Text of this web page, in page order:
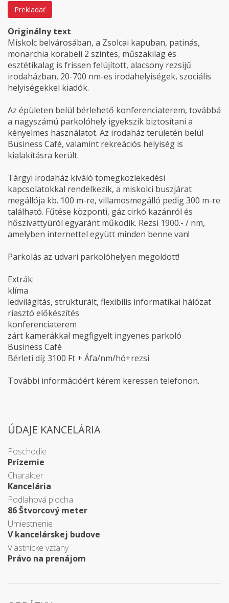
Prekladať
Originálny text
Miskolc belvárosában, a Zsolcai kapuban, patinás,
monarchia korabeli 2 szintes, műszakilag és
esztétikalag is frissen felújított, alacsony rezsijű
irodaházban, 20-700 nm-es irodahelyiségek, szociális
helyiségekkel kiadók.
Az épületen belül bérlehető konferenciaterem, továbbá
a nagyszámú parkolóhely igyekszik biztosítani a
kényelmes használatot. Az irodaház területén belül
Business Café, valamint rekreációs helyiség is
kialakításra került.
Tárgyi irodaház kiváló tömegközlekedési
kapcsolatokkal rendelkezik, a miskolci buszjárat
megállója kb. 100 m-re, villamosmegálló pedig 300 m-re
található. Fűtése központi, gáz cirkó kazánról és
hőszivattyúról egyaránt működik. Rezsi 1900.- / nm,
amelyben internettel együtt minden benne van!
Parkolás az udvari parkolóhelyen megoldott!
Extrák:
klíma
ledvilágítás, strukturált, flexibilis informatikai hálózat
riasztó előkészítés
konferenciaterem
zárt kamerákkal megfigyelt ingyenes parkoló
Business Café
Bérleti díj: 3100 Ft + Áfa/nm/hó+rezsi
További információért kérem keressen telefonon.
ÚDAJE KANCELÁRIA
Poschodie
Prízemie
Charakter
Kancelária
Podlahová plocha
86 Štvorcový meter
Umiestnenie
V kancelárskej budove
Vlastnícke vzťahy
Právo na prenájom